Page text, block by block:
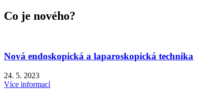
Co je nového?
Nová endoskopická a laparoskopická technika
24. 5. 2023
Více informací